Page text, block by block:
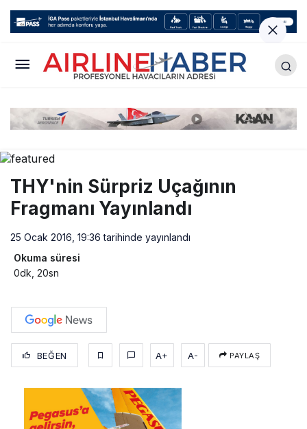
THY'nin Sürpriz Uçağının
Fragmanı Yayınlandı
25 Ocak 2016, 19:36 tarihinde yayınlandı
Okuma süresi
0dk, 20sn
BEĞEN A+ A- PAYLAŞ